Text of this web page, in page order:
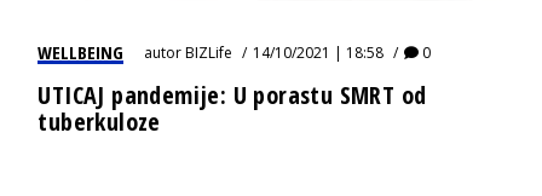
WELLBEING autorBIZLife 14/10/2021 | 18:58 0
UTICAJ pandemije: U porastu SMRT od
tuberkuloze